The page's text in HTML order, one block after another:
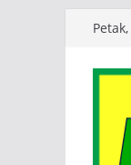
content